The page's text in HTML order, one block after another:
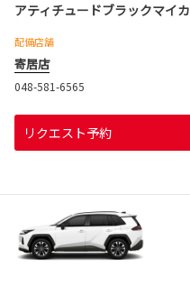
アティチュードブラックマイカ
配備店舗
寄居店
048-581-6565
リクエスト予約